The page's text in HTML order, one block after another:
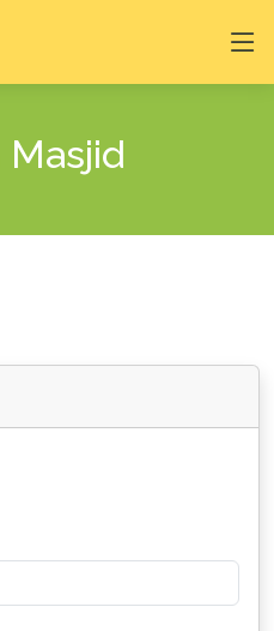
Masjid